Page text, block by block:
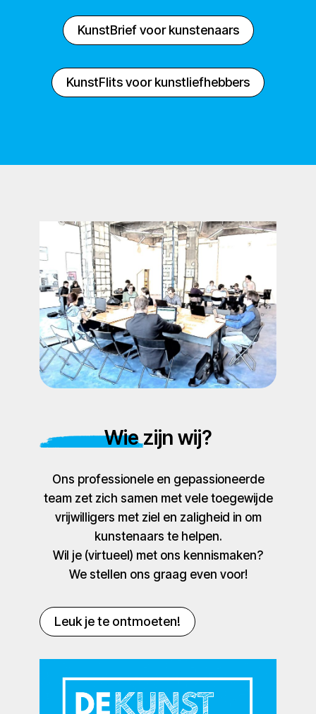
KunstBrief voor kunstenaars
KunstFlits voor kunstliefhebbers
Wie zijn wij?
Ons professionele en gepassioneerde
team zet zich samen met vele toegewijde
vrijwilligers met ziel en zaligheid in om
kunstenaars te helpen.
Wil je (virtueel) met ons kennismaken?
We stellen ons graag even voor!
Leuk je te ontmoeten!